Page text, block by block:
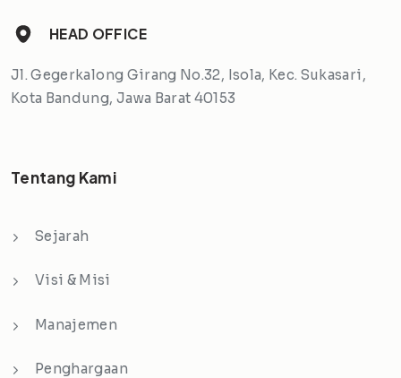
HEAD OFFICE
Jl. Gegerkalong Girang No.32, Isola, Kec. Sukasari,
Kota Bandung, Jawa Barat 40153
Tentang Kami
Sejarah
Visi & Misi
Manajemen
Penghargaan